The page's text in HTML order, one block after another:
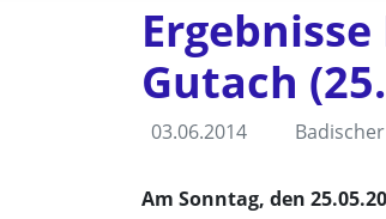
Gutach
03.06.2014
Am Sonntag, den